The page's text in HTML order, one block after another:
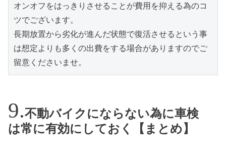
オンオフをはっきりさせることが費用を抑える為のコ
ツでございます。
長期放置から劣化が進んだ状態で復活させるという事
は想定よりも多くの出費をする場合がありますのでご
留意くださいませ。
不動バイクにならない為に車検
は常に有効にしておく【まとめ】